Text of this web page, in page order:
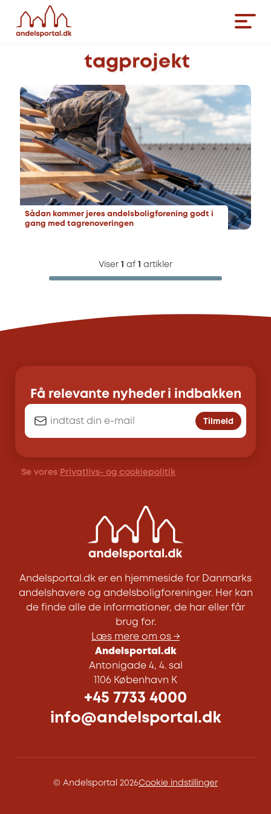
tagprojekt
Sådan kommer jeres andelsboligforening godt i
gang med tagrenoveringen
Viser 1 af 1 artikler
Få relevante nyheder i indbakken
Tilmeld
Se vores Privatlivs- og cookiepolitik
Andelsportal.dk er en hjemmeside for Danmarks
andelshavere og andelsboligforeninger. Her kan
de finde alle de informationer, de har eller får
brug for.
Læs mere om os →
Andelsportal.dk
Antonigade 4, 4. sal
1106 København K
+45 7733 4000
info@andelsportal.dk
© Andelsportal 2026Cookie indstillinger